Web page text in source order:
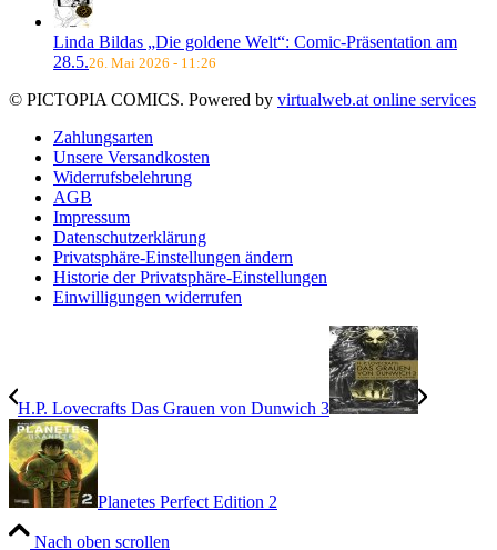
Linda Bildas „Die goldene Welt“: Comic-Präsentation am
28.5.26. Mai 2026 - 11:26
© PICTOPIA COMICS. Powered by virtualweb.at online services
Zahlungsarten
Unsere Versandkosten
Widerrufsbelehrung
AGB
Impressum
Datenschutzerklärung
Privatsphäre-Einstellungen ändern
Historie der Privatsphäre-Einstellungen
Einwilligungen widerrufen
H.P. Lovecrafts Das Grauen von Dunwich 3
Planetes Perfect Edition 2
Nach oben scrollen